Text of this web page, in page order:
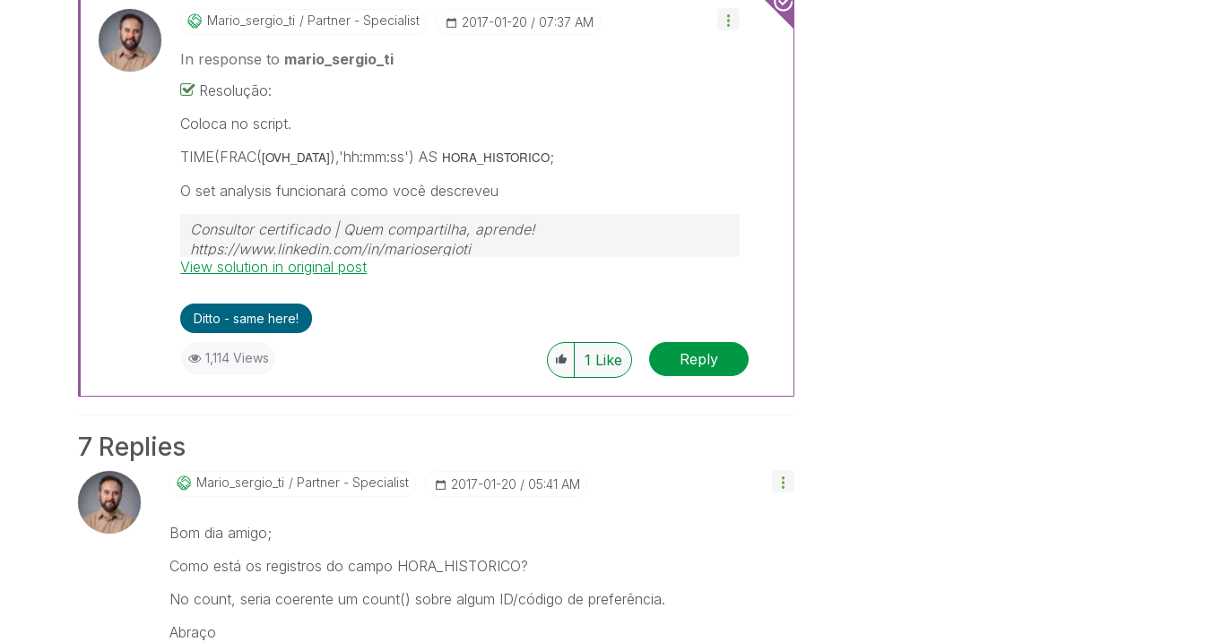
Mario_sergio_ti Partner - Specialist ‎2017-01-20 07:37 AM
In response to mario_sergio_ti
Resolução:
Coloca no script.
TIME(FRAC([OVH_DATA]),'hh:mm:ss') AS HORA_HISTORICO;
O set analysis funcionará como você descreveu
Consultor certificado | Quem compartilha, aprende!
https://www.linkedin.com/in/mariosergioti
View solution in original post
Ditto - same here!
1,114 Views 1 Like Reply
7 Replies
Mario_sergio_ti Partner - Specialist ‎2017-01-20 05:41 AM
Bom dia amigo;
Como está os registros do campo HORA_HISTORICO?
No count, seria coerente um count() sobre algum ID/código de preferência.
Abraço